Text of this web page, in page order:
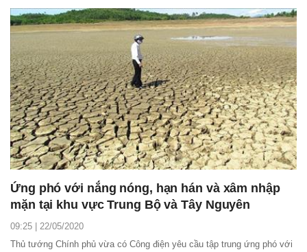
các bao tải trên thị trường đang tăng...
Ứng phó với nắng nóng, hạn hán và xâm nhập
mặn tại khu vực Trung Bộ và Tây Nguyên
09:25 | 22/05/2020
Thủ tướng Chính phủ vừa có Công điện yêu cầu tập trung ứng phó với